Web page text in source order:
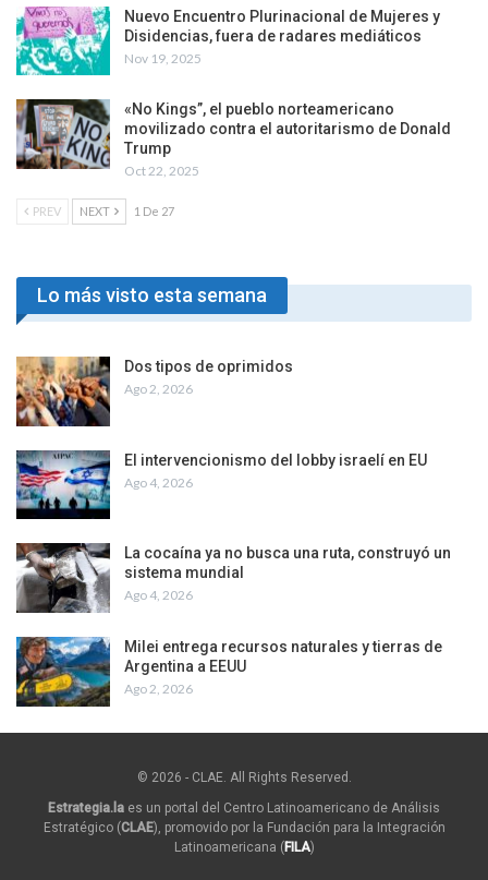
Nuevo Encuentro Plurinacional de Mujeres y
Disidencias, fuera de radares mediáticos
Nov 19, 2025
«No Kings”, el pueblo norteamericano
movilizado contra el autoritarismo de Donald
Trump
Oct 22, 2025
PREV NEXT 1 De 27
Lo más visto esta semana
Dos tipos de oprimidos
Ago 2, 2026
El intervencionismo del lobby israelí en EU
Ago 4, 2026
La cocaína ya no busca una ruta, construyó un
sistema mundial
Ago 4, 2026
Milei entrega recursos naturales y tierras de
Argentina a EEUU
Ago 2, 2026
© 2026 - CLAE. All Rights Reserved.
Estrategia.la es un portal del Centro Latinoamericano de Análisis
Estratégico (CLAE), promovido por la Fundación para la Integración
Latinoamericana (FILA)